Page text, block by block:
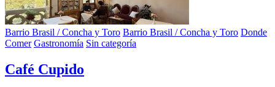
Barrio Brasil / Concha y Toro Barrio Brasil / Concha y Toro Donde
Comer Gastronomía Sin categoría
Café Cupido